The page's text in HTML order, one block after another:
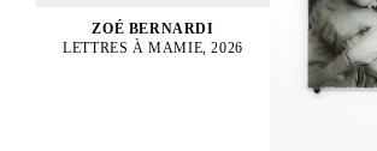
ZOÉ BERNARDI
LETTRES À MAMIE, 2026